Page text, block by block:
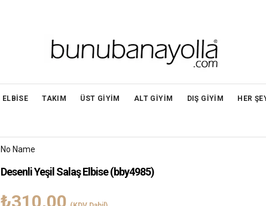
ELBİSE TAKIM ÜST GİYİM ALT GİYİM DIŞ GİYİM HER
No Name
Desenli Yeşil Salaş Elbise(bby4985)
₺310,00